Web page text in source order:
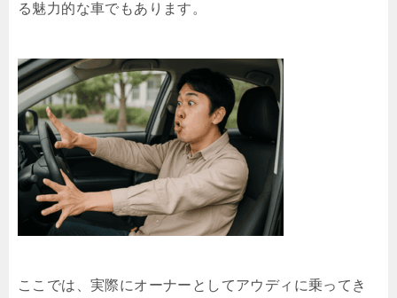
る魅力的な車でもあります。
ここでは、実際にオーナーとしてアウディに乗ってき